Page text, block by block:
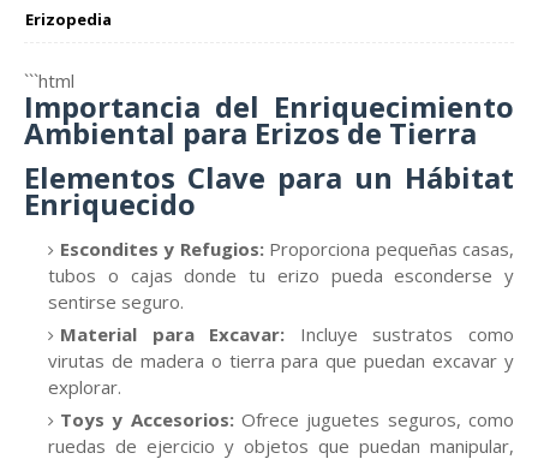
Erizopedia
```html
Importancia del Enriquecimiento
Ambiental para Erizos de Tierra
Elementos Clave para un Hábitat
Enriquecido
Escondites y Refugios:Proporciona pequeñas casas,
tubos o cajas donde tu erizo pueda esconderse y
sentirse seguro.
Material para Excavar: Incluye sustratos como
virutas de madera o tierra para que puedan excavar y
explorar.
Toys y Accesorios:Ofrece juguetes seguros, como
ruedas de ejercicio y objetos que puedan manipular,